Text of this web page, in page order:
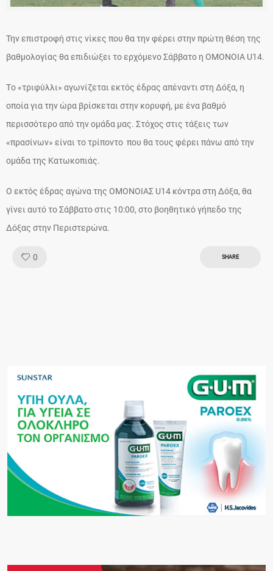
Την επιστροφή στις νίκες που θα την φέρει στην πρώτη θέση της
βαθμολογίας θα επιδιώξει το ερχόμενο Σάββατο η ΟΜΟΝΟΙΑ U14.
Tο «τριφύλλι» αγωνίζεται εκτός έδρας απέναντι στη Δόξα, η
οποία για την ώρα βρίσκεται στην κορυφή, με ένα βαθμό
περισσότερο από την ομάδα μας. Στόχος στις τάξεις των
«πρασίνων» είναι το τρίποντο που θα τους φέρει πάνω από την
ομάδα της Κατωκοπιάς.
Ο εκτός έδρας αγώνα της ΟΜΟΝΟΙΑΣ U14 κόντρα στη Δόξα, θα
γίνει αυτό το Σάββατο στις 10:00, στο βοηθητικό γήπεδο της
Δόξας στην Περιστερώνα.
0 SHARE